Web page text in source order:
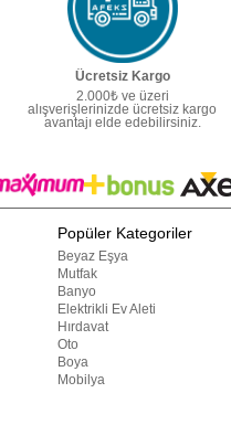
Ücretsiz Kargo
2.000₺ ve üzeri
alışverişlerinizde ücretsiz kargo
avantajı elde edebilirsiniz.
Popüler Kategoriler
Beyaz Eşya
Mutfak
Banyo
Elektrikli Ev Aleti
Hırdavat
Oto
Boya
Mobilya